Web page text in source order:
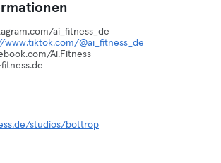
ai_fitness_de
www.tiktok.com/@ai_fitness_de
Ai.Fitness
studios/bottrop